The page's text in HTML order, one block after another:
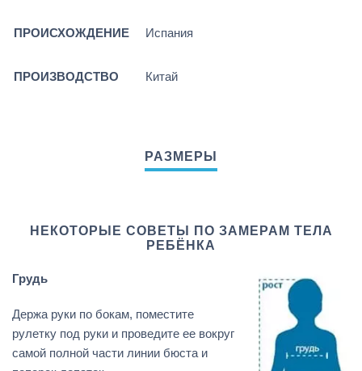
ПРОИСХОЖДЕНИЕ Испания
ПРОИЗВОДСТВО Китай
НЕКОТОРЫЕ СОВЕТЫ ПО ЗАМЕРАМ ТЕЛА
РЕБЁНКА
Грудь
Держа руки по бокам, поместите
рулетку под руки и проведите ее вокруг
самой полной части линии бюста и